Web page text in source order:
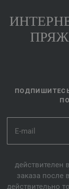
действителен
заказа после
действительно